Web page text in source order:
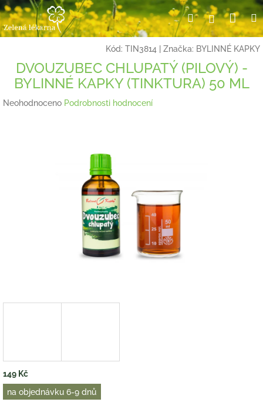
Přejít
na
obsah
HledatPřihlášení
Kód: TIN3814 Značka: BYLINNÉ KAPKY
DVOUZUBEC CHLUPATÝ (PILOVÝ) -
BYLINNÉ KAPKY (TINKTURA) 50 ML
Průměrné
Neohodnoceno Podrobnosti hodnocení
149 Kč
Měrná
cena:
na objednávku 6-9 dnů